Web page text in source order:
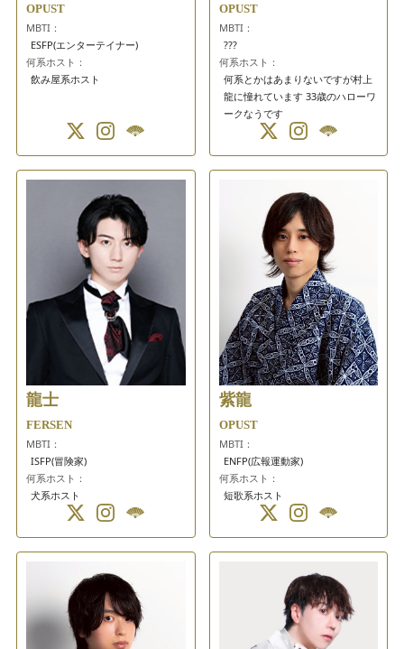
OPUST
MBTI：
ESFP(エンターテイナー)
何系ホスト：
飲み屋系ホスト
OPUST
MBTI：
???
何系ホスト：
何系とかはあまりないですが村上
龍に憧れています 33歳のハローワ
ークなうです
龍士
FERSEN
MBTI：
ISFP(冒険家)
何系ホスト：
犬系ホスト
紫龍
OPUST
MBTI：
ENFP(広報運動家)
何系ホスト：
短歌系ホスト